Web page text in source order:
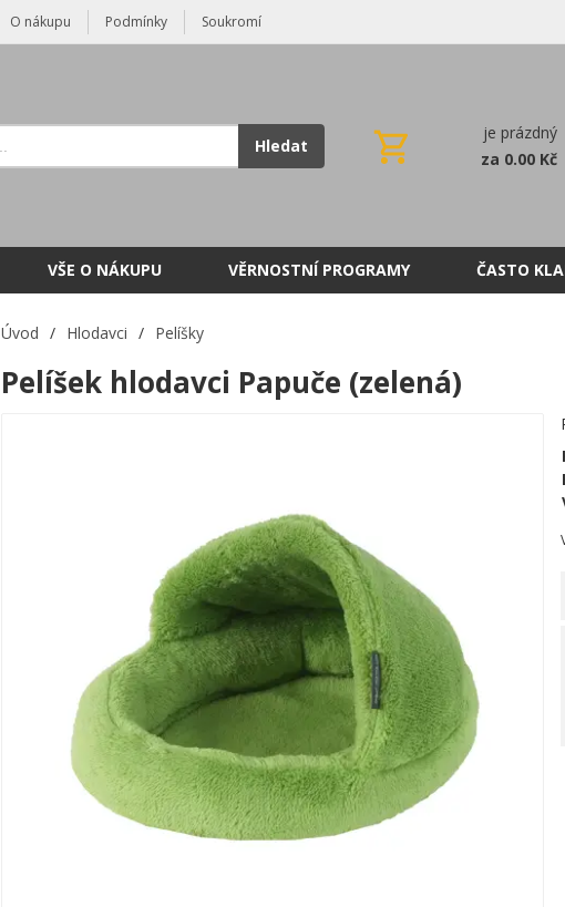
O nákupu Podmínky Soukromí
Hledat
je prázdný
za 0.00 Kč
VŠE O NÁKUPU VĚRNOSTNÍ PROGRAMY ČASTO
Úvod / Hlodavci / Pelíšky
Pelíšek hlodavci Papuče (zelená)